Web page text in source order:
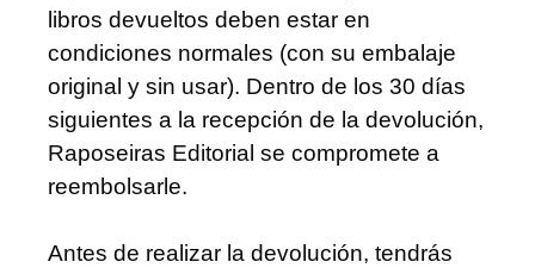
libros devueltos deben estar en
condiciones normales (con su embalaje
original y sin usar). Dentro de los 30 días
siguientes a la recepción de la devolución,
Raposeiras Editorial se compromete a
reembolsarle.
Antes de realizar la devolución, tendrás